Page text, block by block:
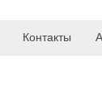
Контакты